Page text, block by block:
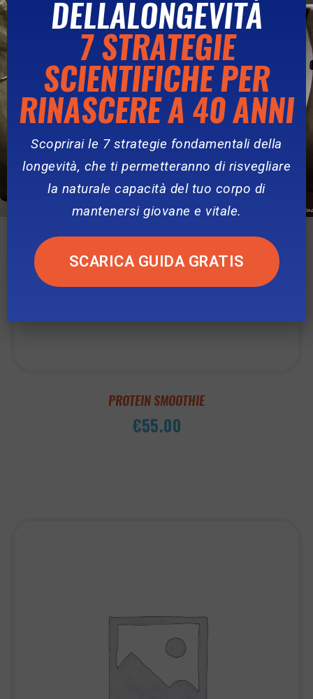
PRODOTTI CORRELATI
PROTEIN SMOOTHIE
€55.00
DELLALONGEVITÀ
7 STRATEGIE
SCIENTIFICHE PER
RINASCERE A 40 ANNI
Scoprirai le 7 strategie fondamentali della
longevità, che ti permetteranno di risvegliare
la naturale capacità del tuo corpo di
mantenersi giovane e vitale.
SCARICA GUIDA GRATIS